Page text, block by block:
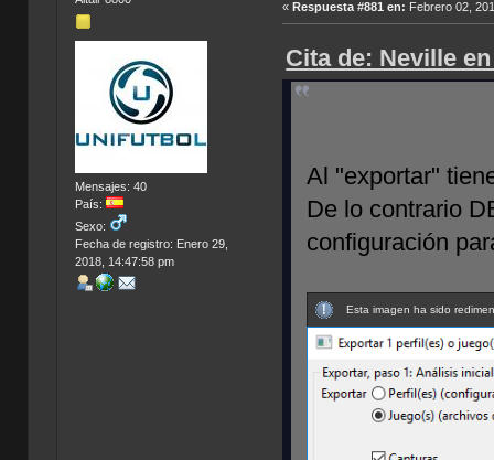
Mensajes: 40
País:
Sexo:
Fecha de registro: Enero 29,
2018, 14:47:58 pm
«Respuesta #881 en: Febrero 02,
Cita de: Neville
Al "exportar"
De lo contrario
configuración
Esta imagen ha sido